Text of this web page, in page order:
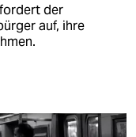
der
auf, ihre